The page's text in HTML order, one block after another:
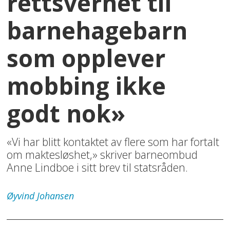
barnehagebarn
som opplever
mobbing ikke
godt nok»
«Vi har blitt kontaktet av flere som har fortalt
om maktesløshet,» skriver barneombud
Anne Lindboe i sitt brev til statsråden.
Øyvind Johansen